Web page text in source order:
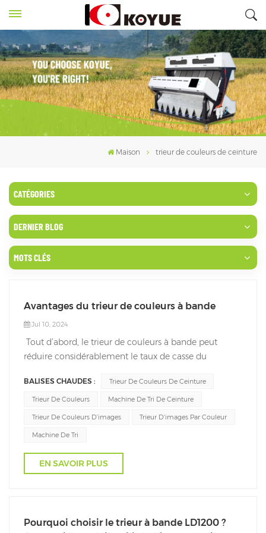
Maison trieur de couleurs de ceinture
CATÉGORIES
DERNIER BLOG
MOTS CLÉS
Avantages du trieur de couleurs à bande
Jul 10, 2024
Tout d’abord, le trieur de couleurs à bande peut
réduire considérablement le taux de casse du
transmission par voie pour envoyer le produit vers la
zone de tri, dans ce processus, le produit est
relativement statique. La machine à g...
BALISES CHAUDES : Trieur De Couleurs De Ceinture
Trieur De Couleurs Machine De Tri De Ceinture
Trieur De Couleurs D'images Trieur D'images Par Couleur
Machine De Tri
EN SAVOIR PLUS
Pourquoi choisir le trieur à bande LD1200 ?